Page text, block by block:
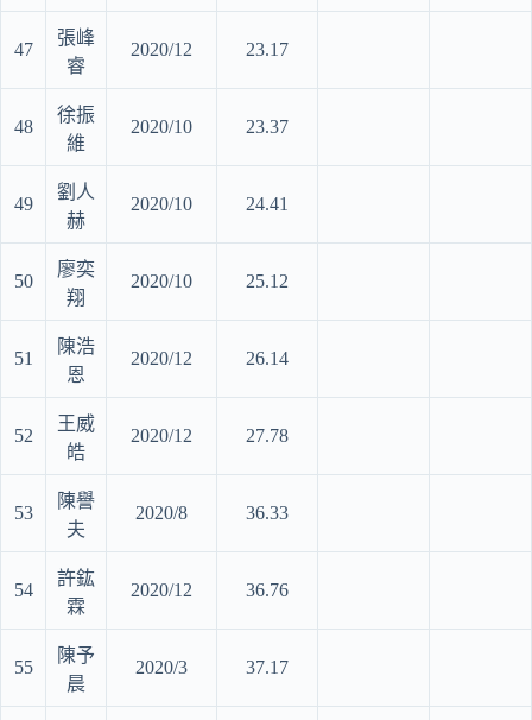
47
張峰
睿
2020/12 23.17
48
徐振
維
2020/10 23.37
49
劉人
赫
2020/10 24.41
50
廖奕
翔
2020/10 25.12
51
陳浩
恩
2020/12 26.14
52
王威
皓
2020/12 27.78
53
陳譽
夫
2020/8 36.33
54
許鈜
霖
2020/12 36.76
55
陳予
晨
2020/3 37.17